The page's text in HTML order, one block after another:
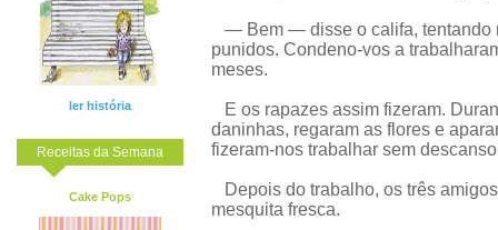
ler história
Receitas da Semana
Cake Pops
— Bem — disse o califa, tentando
punidos. Condeno-vos a
meses.
E os rapazes assim fizeram.
daninhas, regaram as flores e
fizeram-nos trabalhar sem
Depois do trabalho, os três
mesquita fresca.